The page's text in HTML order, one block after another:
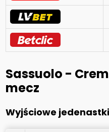
Sassuolo -
mecz
Wyjściowe jedenastki